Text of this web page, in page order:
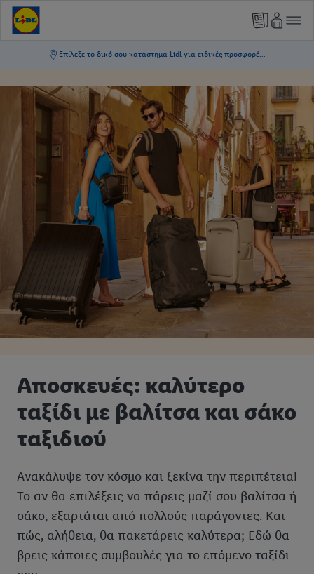
Αποσκευές: καλύτερο
ταξίδι με βαλίτσα και σάκο
ταξιδιού
Ανακάλυψε τον κόσμο και ξεκίνα την περιπέτεια!
Το αν θα επιλέξεις να πάρεις μαζί σου βαλίτσα ή
σάκο, εξαρτάται από πολλούς παράγοντες. Και
πώς, αλήθεια, θα πακετάρεις καλύτερα; Εδώ θα
βρεις κάποιες συμβουλές για το επόμενο ταξίδι